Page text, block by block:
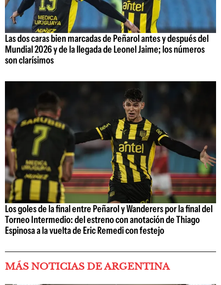
Las dos caras bien marcadas de Peñarol antes y después del
Mundial 2026 y de la llegada de Leonel Jaime; los números
son clarísimos
Los goles de la final entre Peñarol y Wanderers por la final del
Torneo Intermedio: del estreno con anotación de Thiago
Espinosa a la vuelta de Eric Remedi con festejo
MÁS NOTICIAS DE ARGENTINA